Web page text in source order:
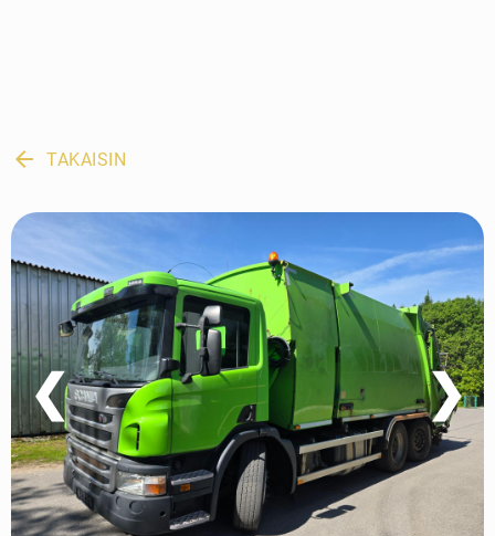
arrow_back TAKAISIN
❮ ❯